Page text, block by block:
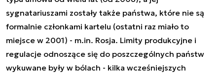
sygnatariuszami zostały także państwa, które nie są
formalnie członkami kartelu (ostatni raz miało to
miejsce w 2001) - m.in. Rosja. Limity produkcyjne i
regulacje odnoszące się do poszczególnych państw
wykuwane były w bólach - kilka wcześniejszych